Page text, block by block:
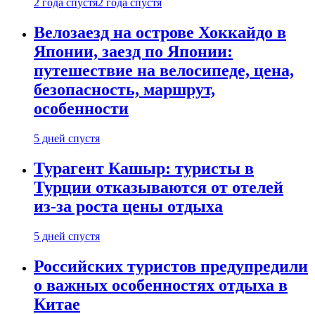
2 года спустя2 года спустя
Велозаезд на острове Хоккайдо в
Японии, заезд по Японии:
путешествие на велосипеде, цена,
безопасность, маршрут,
особенности
5 дней спустя
Турагент Кашыр: туристы в
Турции отказываются от отелей
из-за роста цены отдыха
5 дней спустя
Российских туристов предупредили
о важных особенностях отдыха в
Китае